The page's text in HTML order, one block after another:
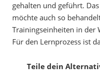
gehalten und geführt.
möchte auch so
Trainingseinheiten in der
Für den Lernprozess ist
Teile dein